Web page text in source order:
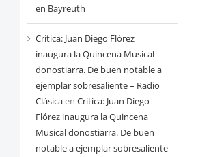
en Bayreuth
Crítica: Juan Diego Flórez
inaugura la Quincena Musical
donostiarra. De buen notable a
ejemplar sobresaliente – Radio
Clásicaen Crítica: Juan Diego
Flórez inaugura la Quincena
Musical donostiarra. De buen
notable a ejemplar sobresaliente